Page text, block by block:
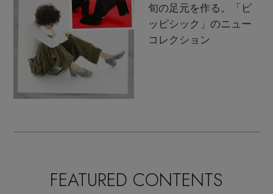
旬の足元を作る。「ピ
ッピシック」のニュー
コレクション
FEATURED CONTENTS